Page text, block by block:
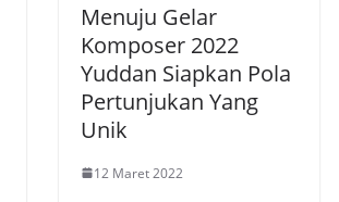
Menuju Gelar
Komposer 2022
Yuddan Siapkan Pola
Pertunjukan Yang
Unik
12 Maret 2022